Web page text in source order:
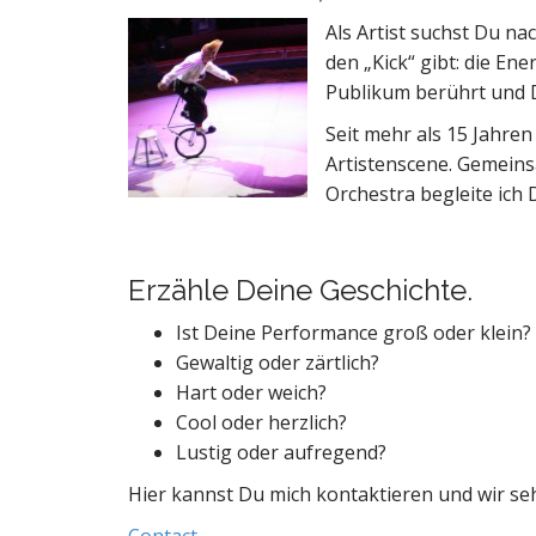
Als Artist suchst Du
den „Kick“ gibt: die
Publikum berührt und
Seit mehr als 15
Artistenscene.
Orchestra begleite ich
Erzähle Deine Geschichte.
Ist Deine Performance groß oder klein?
Gewaltig oder zärtlich?
Hart oder weich?
Cool oder herzlich?
Lustig oder aufregend?
Hier kannst Du mich kontaktieren und wir